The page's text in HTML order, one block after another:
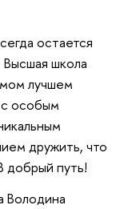
остается
школа
лучшем
особым
дружить, что
добрый путь!